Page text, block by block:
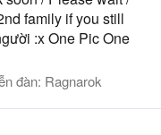
family if you still
:x One Pic One
đàn: Ragnarok